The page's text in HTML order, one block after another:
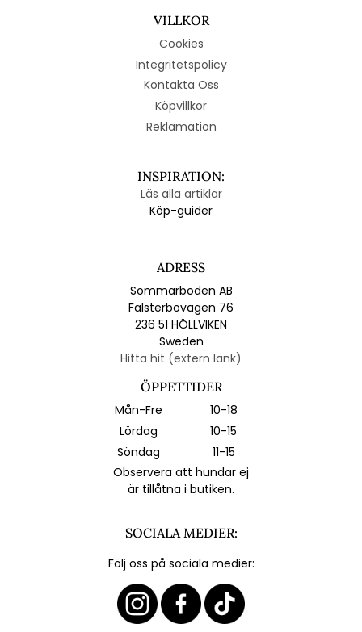
VILLKOR
Cookies
Integritetspolicy
Kontakta Oss
Köpvillkor
Reklamation
INSPIRATION:
Läs alla artiklar
Köp-guider
ADRESS
Sommarboden AB
Falsterbovägen 76
236 51 HÖLLVIKEN
Sweden
Hitta hit (extern länk)
ÖPPETTIDER
Mån-Fre
10-18
Lördag
10-15
Söndag
11-15
Observera att hundar ej
är tillåtna i butiken.
SOCIALA MEDIER:
Följ oss på sociala medier: